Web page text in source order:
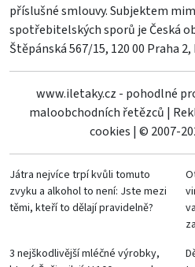
příslušné smlouvy. Subjektem
spotřebitelských sporů je Česká
Štěpánská 567/15, 120 00 Praha 2,
www.iletaky.cz - pohodlné
maloobchodních řetězců |
cookies | © 2007-
Játra nejvíce trpí kvůli tomuto
zvyku a alkohol to není: Jste mezi
těmi, kteří to dělají pravidelně?
3 nejškodlivější mléčné výrobky,